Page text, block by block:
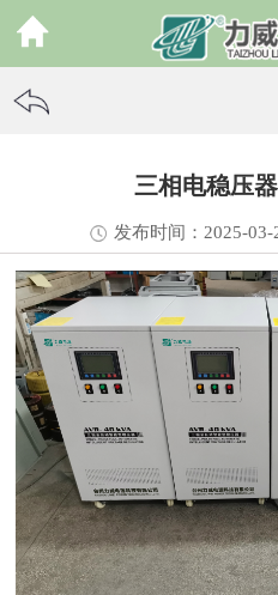
三相电稳压
发布时间：2025-03-